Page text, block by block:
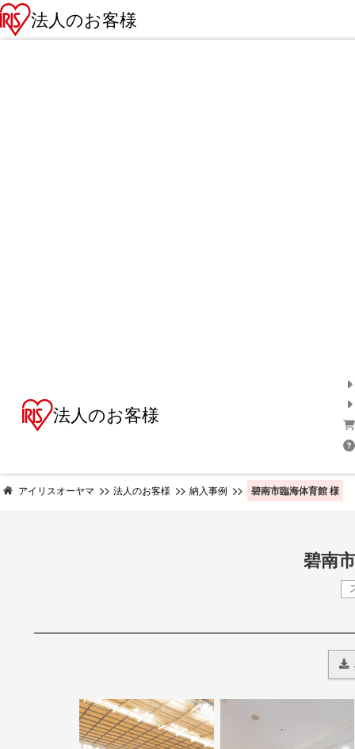
法人のお客様
法人のお客様
アイリスオーヤマ 法人のお客様 納入事例 碧南市臨海体育館 様
碧南